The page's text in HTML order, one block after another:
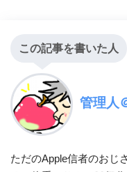
この記事を書いた人
管理人
ただのApple信者のおじ